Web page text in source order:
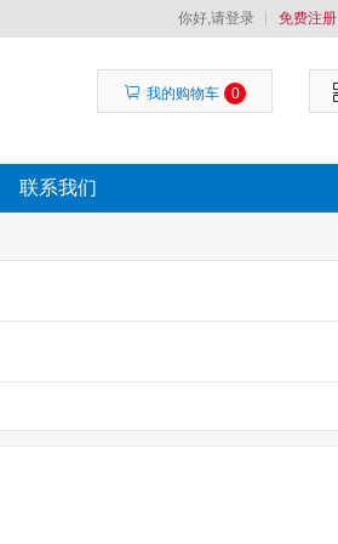
你好,请登录 免费注册
我的购物车 0
联系我们